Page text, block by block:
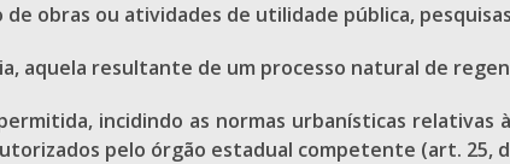
obras ou atividades de utilidade pública,
aquela resultante de um processo natural de
incidindo as normas urbanísticas
pelo órgão estadual competente (art. 25,